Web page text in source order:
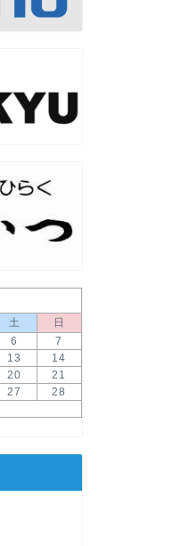
土
日
6
7
13
14
20
21
27
28